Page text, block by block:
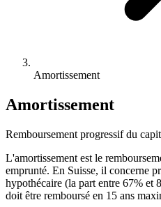
Amortissement
Amortissement
Remboursement progressif du
L'amortissement est le
emprunté. En Suisse, il concerne
hypothécaire (la part entre 67% et
doit être remboursé en 15 ans